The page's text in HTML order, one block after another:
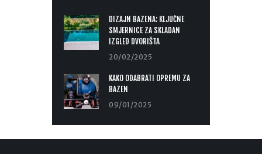
DIZAJN BAZENA: KLJUČNE
SMJERNICE ZA SKLADAN
IZGLED DVORIŠTA
20/02/2025
KAKO ODABRATI OPREMU ZA
BAZEN
09/01/2025